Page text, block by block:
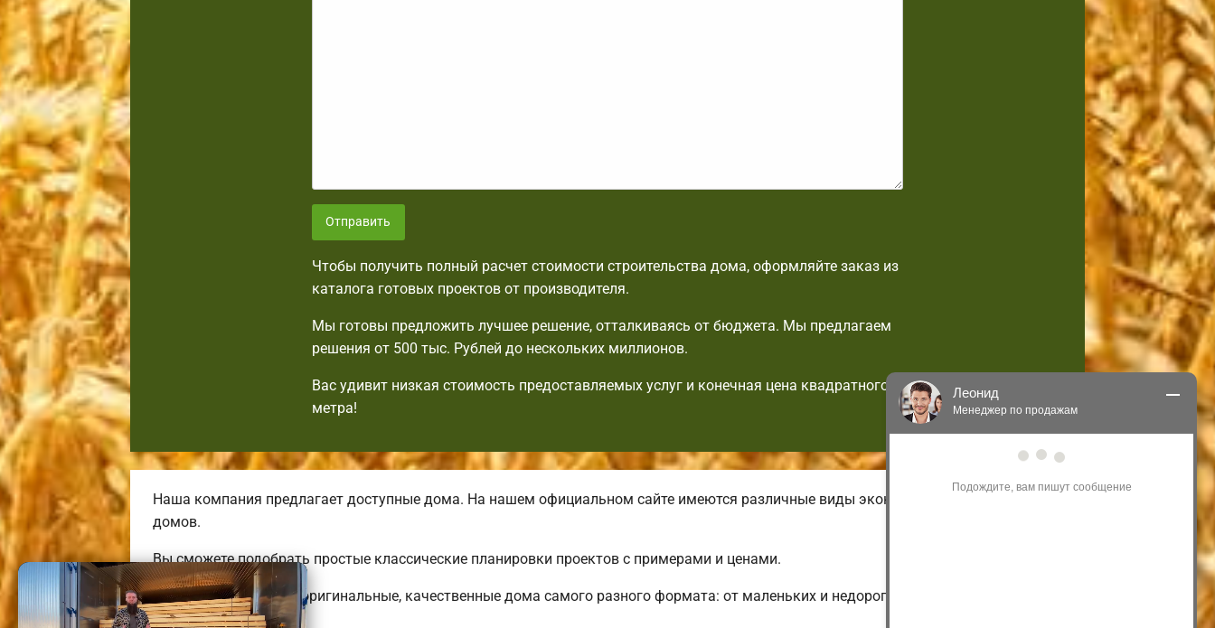
Отправить
Чтобы получить полный расчет стоимости строительства дома, оформляйте заказ из
каталога готовых проектов от производителя.
Мы готовы предложить лучшее решение, отталкиваясь от бюджета. Мы предлагаем
решения от 500 тыс. Рублей до нескольких миллионов.
Вас удивит низкая стоимость предоставляемых услуг и конечная цена квадратного
метра!
Наша компания предлагает доступные дома. На нашем официальном сайте имеются различные виды экономных малогабаритных
домов.
Вы сможете подобрать простые классические планировки проектов с примерами и ценами.
Строим комфортные, оригинальные, качественные дома самого разного формата: от маленьких и недорогих до больших
коттеджей.
Леонид
Менеджер по продажам
Здравствуйте! Я могу
акциям и проектам.